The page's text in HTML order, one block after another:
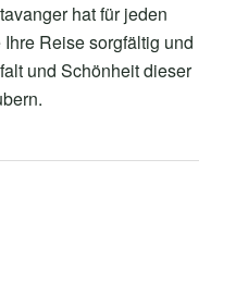
hat für jeden
Reise sorgfältig und
und Schönheit dieser